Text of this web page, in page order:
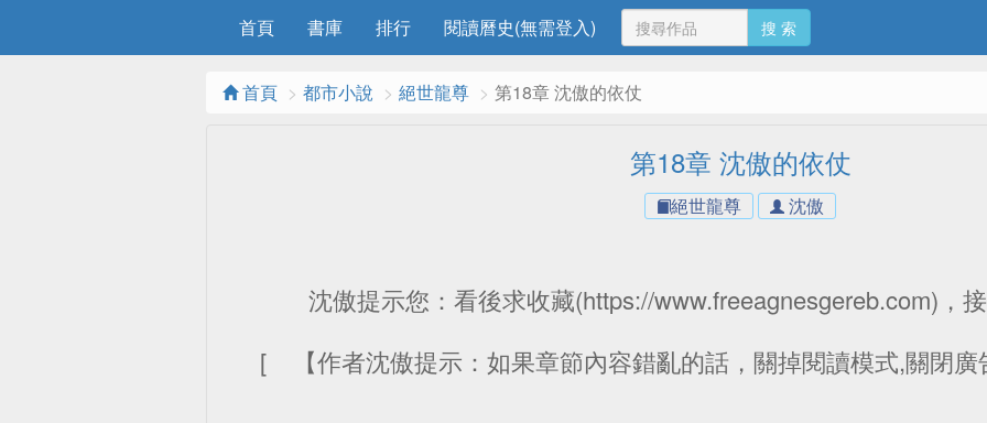
首頁 書庫 排行 閱讀曆史(無需登入) 搜 索
首頁 都市小說 絕世龍尊 第18章 沈傲的依仗
第18章 沈傲的依仗
絕世龍尊 沈傲
沈傲提示您：看後求收藏(https://www.freeagnesgereb.com)，接
[ 【作者沈傲提示：如果章節內容錯亂的話，關掉閱讀模式,關閉廣